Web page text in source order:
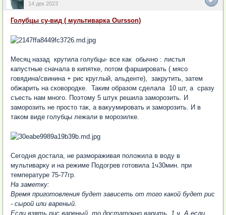
14 дек 2023
Голубцы су-вид ( мультиварка Oursson)
Месяц назад крутила голубцы- все как обычно : листья
капустные сначала в кипятке, потом фаршировать ( мясо
говядина/свинина + рис круглый, альденте), закрутить, затем
обжарить на сковородке. Таким образом сделала 10 шт, а сразу
съесть нам много. Поэтому 5 штук решила заморозить. И
заморозить не просто так, а вакуумировать и заморозить. И в
таком виде голубцы лежали в морозилке.
Сегодня достала, не размораживая положила в воду в
мультиварку и на режиме Подогрев готовила 1ч30мин. при
температуре 75-77гр.
На заметку:
Время приготовления будет зависеть от того какой будет рис
- сырой или вареный.
Если взять рис вареный, то достаточно варить 1 ч. А если